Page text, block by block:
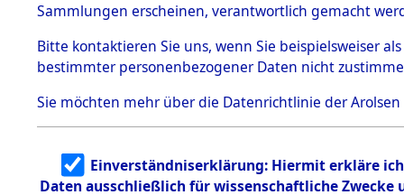
Todesmärsche
5.3.1 Alliierte
Erhebungen
zu
Todesmärsch
en
5.3.2
Identifizierun
g
Neustadt
0003
Sammlungen erscheinen, verantwortlich gemacht
Bitte kontaktieren Sie uns, wenn Sie beispielsweiser
bestimmter personenbezogener Daten nicht
Sie möchten mehr über die Datenrichtlinie der Arolsen
Einverständniserklärung: Hiermit erkläre
Daten ausschließlich für wissenschaftliche